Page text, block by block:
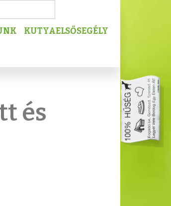
KUTYAELSŐSEGÉLY
és